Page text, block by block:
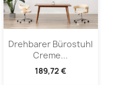
Drehbarer Bürostuhl
Creme...
189,72 €